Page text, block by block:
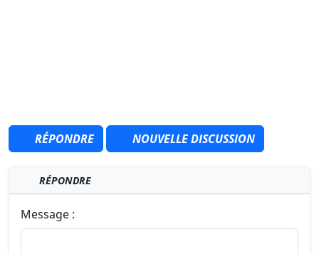
RÉPONDRE NOUVELLE DISCUSSION
RÉPONDRE
Message :